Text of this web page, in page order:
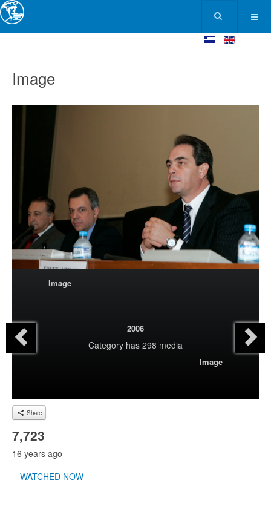
Image
Image
2006
Category has 298 media
Image
Share
7,723
16 years ago
WATCHED NOW